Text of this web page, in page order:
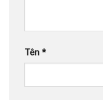
Tên *